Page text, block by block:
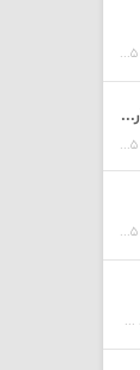
دانلود آهنگ امین سوری به نام یادگاری (رمیکس)